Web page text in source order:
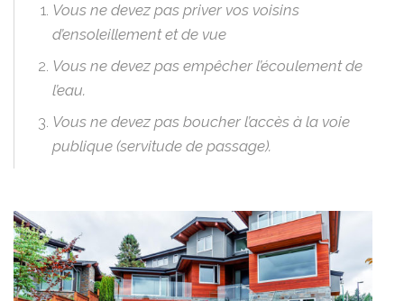
Vous ne devez pas priver vos voisins
d’ensoleillement et de vue
Vous ne devez pas empêcher l’écoulement de
l’eau.
Vous ne devez pas boucher l’accès à la voie
publique (servitude de passage).